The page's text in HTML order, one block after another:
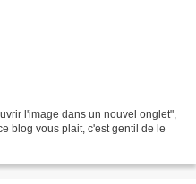
l'image dans un nouvel onglet",
blog vous plait, c'est gentil de le